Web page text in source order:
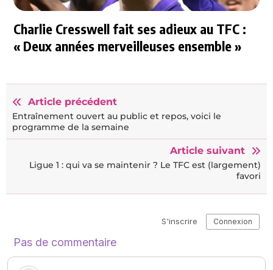
Charlie Cresswell fait ses adieux au TFC :
« Deux années merveilleuses ensemble »
Article précédent
Entraînement ouvert au public et repos, voici le
programme de la semaine
Article suivant
Ligue 1 : qui va se maintenir ? Le TFC est (largement)
favori